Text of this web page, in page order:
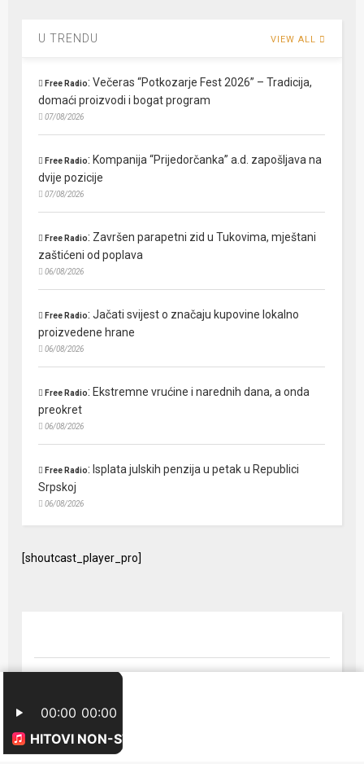
U TRENDU VIEW ALL
Free Radio:Večeras “Potkozarje Fest 2026” – Tradicija,
domaći proizvodi i bogat program
07/08/2026
Free Radio: Kompanija “Prijedorčanka” a.d. zapošljava na
dvije pozicije
07/08/2026
Free Radio: Završen parapetni zid u Tukovima, mještani
zaštićeni od poplava
06/08/2026
Free Radio:Jačati svijest o značaju kupovine lokalno
proizvedene hrane
06/08/2026
Free Radio: Ekstremne vrućine i narednih dana, a onda
preokret
06/08/2026
Free Radio: Isplata julskih penzija u petak u Republici
Srpskoj
06/08/2026
[shoutcast_player_pro]
© 2024 Free Radio Prijedor. Sva prava zaštićena Designed by